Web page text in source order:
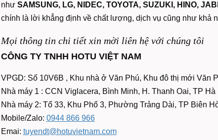
nhưSAMSUNG, LG, NIDEC, TOYOTA, SUZUKI, HINO,
chính là lời khẳng định về chất lượng, dịch vụ cũng như khả
Mọi thông tin chi tiết xin mời liên hệ với chúng tôi
CÔNG TY TNHH HOTU VIỆT NAM
VPGD: Số 10V6B , Khu nhà ở Văn Phú, Khu đô thị mới Văn
Nhà máy 1 : CCN Viglacera, Bình Minh, H. Thanh Oai, TP Hà
Nhà máy 2: Tổ 33, Khu Phố 3, Phường Trảng Dài, TP Biên
Mobile/Zalo: 0944 866 966
Emai: tuyendt@hotuvietnam.com